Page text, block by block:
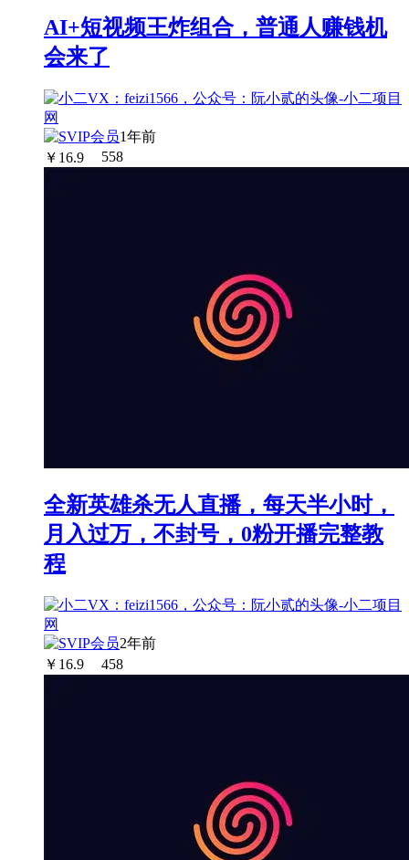
AI+短视频王炸组合，普通人赚钱机
会来了
1年前
￥ 16.9 558
全新英雄杀无人直播，每天半小时，
月入过万，不封号，0粉开播完整教
程
2年前
￥ 16.9 458